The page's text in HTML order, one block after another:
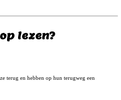
lezen?
terug en hebben op hun terugweg een